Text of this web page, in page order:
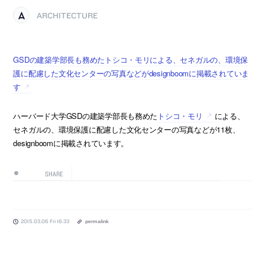
ARCHITECTURE
GSDの建築学部長も務めたトシコ・モリによる、セネガルの、環境保
護に配慮した文化センターの写真などがdesignboomに掲載されていま
す
ハーバード大学GSDの建築学部長も務めた トシコ・モリ
による、
セネガルの、環境保護に配慮した文化センターの写真などが11枚、
designboomに掲載されています。
SHARE
2015.03.06 Fri 16:33 permalink